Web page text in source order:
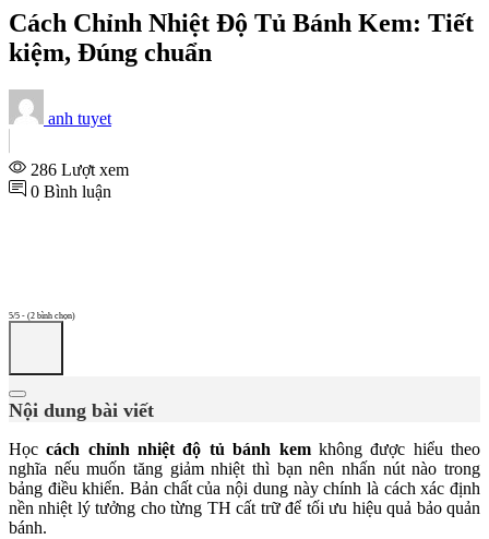
Cách Chỉnh Nhiệt Độ Tủ Bánh Kem: Tiết
kiệm, Đúng chuẩn
anh tuyet
286 Lượt xem
0 Bình luận
5/5 - (2 bình chọn)
Nội dung bài viết
Họccách chỉnh nhiệt độ tủ bánh kemkhông được hiểu theo
nghĩa nếu muốn tăng giảm nhiệt thì bạn nên nhấn nút nào trong
bảng điều khiển. Bản chất của nội dung này chính là cách xác định
nền nhiệt lý tưởng cho từng TH cất trữ để tối ưu hiệu quả bảo quản
bánh.